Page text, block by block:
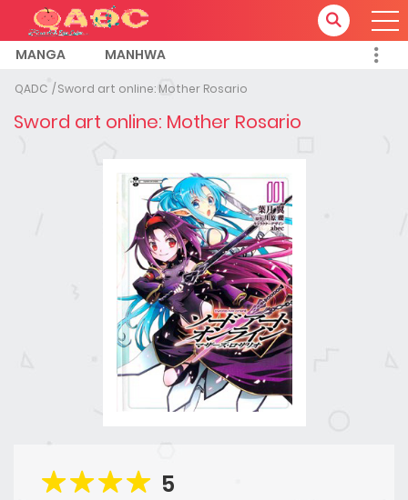
MANGA MANHWA
QADC Sword art online: Mother Rosario
Sword art online: Mother Rosario
5